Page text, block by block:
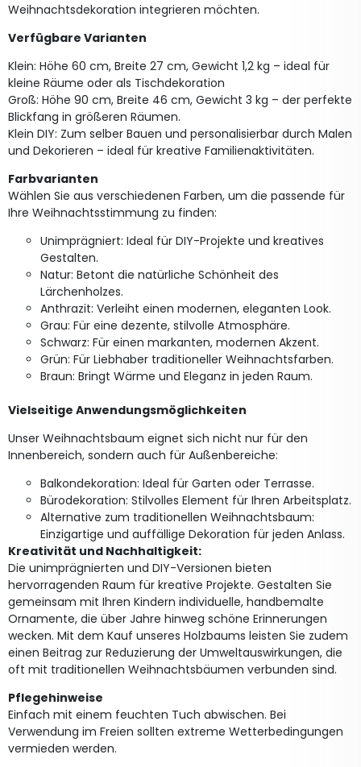
Weihnachtsdekoration integrieren möchten.
Verfügbare Varianten
Klein: Höhe 60 cm, Breite 27 cm, Gewicht 1,2 kg – ideal für
kleine Räume oder als Tischdekoration
Groß: Höhe 90 cm, Breite 46 cm, Gewicht 3 kg – der perfekte
Blickfang in größeren Räumen.
Klein DIY: Zum selber Bauen und personalisierbar durch Malen
und Dekorieren – ideal für kreative Familienaktivitäten.
Farbvarianten
Wählen Sie aus verschiedenen Farben, um die passende für
Ihre Weihnachtsstimmung zu finden:
Unimprägniert: Ideal für DIY-Projekte und kreatives
Gestalten.
Natur: Betont die natürliche Schönheit des
Lärchenholzes.
Anthrazit: Verleiht einen modernen, eleganten Look.
Grau: Für eine dezente, stilvolle Atmosphäre.
Schwarz: Für einen markanten, modernen Akzent.
Grün: Für Liebhaber traditioneller Weihnachtsfarben.
Braun: Bringt Wärme und Eleganz in jeden Raum.
Vielseitige Anwendungsmöglichkeiten
Unser Weihnachtsbaum eignet sich nicht nur für den
Innenbereich, sondern auch für Außenbereiche:
Balkondekoration: Ideal für Garten oder Terrasse.
Bürodekoration: Stilvolles Element für Ihren Arbeitsplatz.
Alternative zum traditionellen Weihnachtsbaum:
Einzigartige und auffällige Dekoration für jeden Anlass.
Kreativität und Nachhaltigkeit:
Die unimprägnierten und DIY-Versionen bieten
hervorragenden Raum für kreative Projekte. Gestalten Sie
gemeinsam mit Ihren Kindern individuelle, handbemalte
Ornamente, die über Jahre hinweg schöne Erinnerungen
wecken. Mit dem Kauf unseres Holzbaums leisten Sie zudem
einen Beitrag zur Reduzierung der Umweltauswirkungen, die
oft mit traditionellen Weihnachtsbäumen verbunden sind.
Pflegehinweise
Einfach mit einem feuchten Tuch abwischen. Bei
Verwendung im Freien sollten extreme Wetterbedingungen
vermieden werden.